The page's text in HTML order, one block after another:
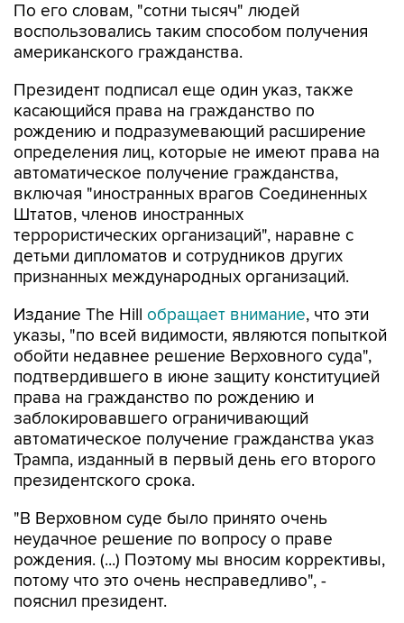
По его словам, "сотни тысяч" людей
воспользовались таким способом получения
американского гражданства.
Президент подписал еще один указ, также
касающийся права на гражданство по
рождению и подразумевающий расширение
определения лиц, которые не имеют права на
автоматическое получение гражданства,
включая "иностранных врагов Соединенных
Штатов, членов иностранных
террористических организаций", наравне с
детьми дипломатов и сотрудников других
признанных международных организаций.
Издание The Hill обращает внимание, что эти
указы, "по всей видимости, являются попыткой
обойти недавнее решение Верховного суда",
подтвердившего в июне защиту конституцией
права на гражданство по рождению и
заблокировавшего ограничивающий
автоматическое получение гражданства указ
Трампа, изданный в первый день его второго
президентского срока.
"В Верховном суде было принято очень
неудачное решение по вопросу о праве
рождения. (...) Поэтому мы вносим коррективы,
потому что это очень несправедливо", -
пояснил президент.